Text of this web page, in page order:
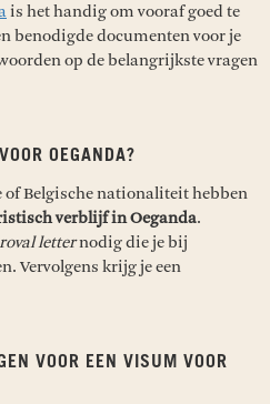
is het handig om vooraf goed te
benodigde documenten voor je
op de belangrijkste vragen
OEGANDA?
of Belgische nationaliteit hebben
verblijf in Oeganda.
letternodig die je bij
Vervolgens krijg je een
VOOR EEN VISUM VOOR